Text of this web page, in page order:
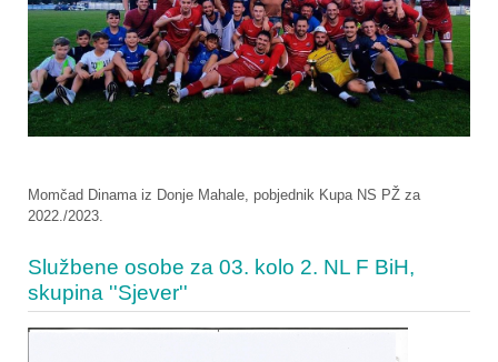
Momčad Dinama iz Donje Mahale, pobjednik Kupa NS PŽ za
2022./2023.
Službene osobe za 03. kolo 2. NL F BiH,
skupina ''Sjever''